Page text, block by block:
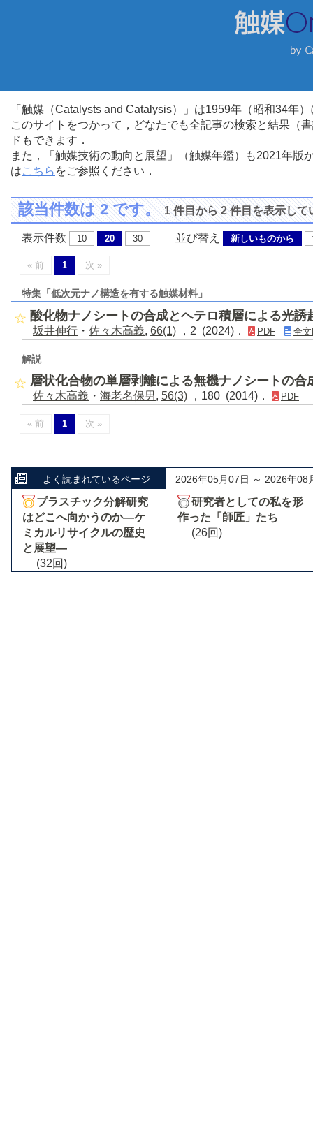
「触媒（Catalysts and Catalysis）」は1959年（昭和34年
このサイトをつかって，どなたでも全記事の検索と結果（
ドもできます．
また，「触媒技術の動向と展望」（触媒年鑑）も2021年
はこちら をご参照ください．
該当件数は 2 です。1 件目から 2 件目を表示して
表示件数 10 20 30 並び替え 新しいものから
« 前 1 次 »
特集「低次元ナノ構造を有する触媒材料」
酸化物ナノシートの合成とヘテロ積層による光誘
坂井伸行 ・ 佐々木高義, 66(1) ，2 (2024)． PDF 全
解説
層状化合物の単層剥離による無機ナノシートの合
佐々木高義 ・ 海老名保男, 56(3) ，180 (2014)． PDF
« 前 1 次 »
よく読まれているページ 2026年05月07日 ～ 2026年08
プラスチック分解研究
はどこへ向かうのか―ケ
ミカルリサイクルの歴史
と展望―
(32回)
研究者としての私を形
作った「師匠」たち
(26回)